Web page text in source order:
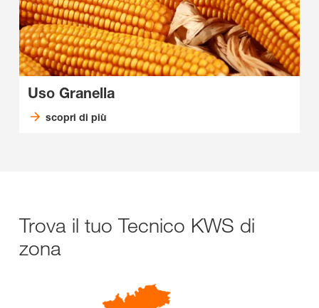
Uso Granella
scopri di più
Trova il tuo Tecnico KWS di
zona